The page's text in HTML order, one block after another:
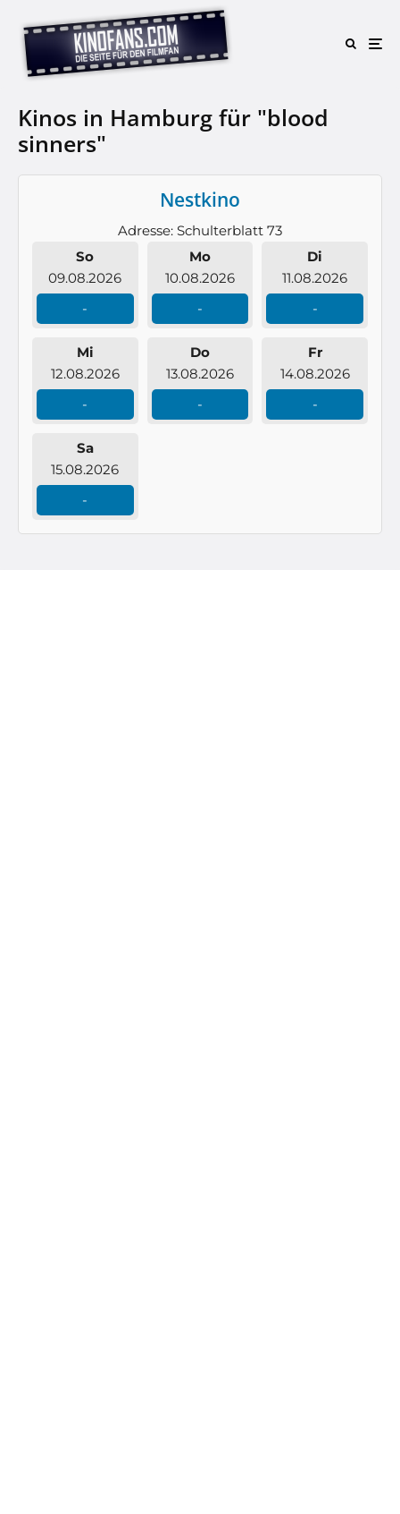
Kinos in Hamburg für "blood
sinners"
Nestkino
Adresse: Schulterblatt 73
So
09.08.2026
-
Mo
10.08.2026
-
Di
11.08.2026
-
Mi
12.08.2026
-
Do
13.08.2026
-
Fr
14.08.2026
-
Sa
15.08.2026
-